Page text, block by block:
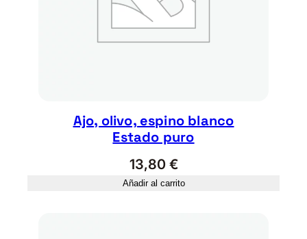
Ajo, olivo, espino blanco
Estado puro
13,80 €
Añadir al carrito